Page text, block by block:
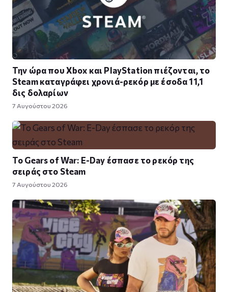
Την ώρα που Xbox και PlayStation πιέζονται, το
Steam καταγράφει χρονιά-ρεκόρ με έσοδα 11,1
δις δολαρίων
7 Αυγούστου 2026
Το Gears of War: E-Day έσπασε το ρεκόρ της
σειράς στο Steam
7 Αυγούστου 2026